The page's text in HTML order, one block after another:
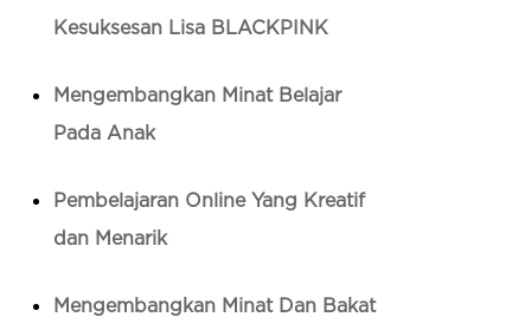
Kesuksesan Lisa BLACKPINK
Mengembangkan Minat Belajar
Pada Anak
Pembelajaran Online Yang Kreatif
dan Menarik
Mengembangkan Minat Dan Bakat